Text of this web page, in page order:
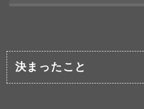
決まったこと